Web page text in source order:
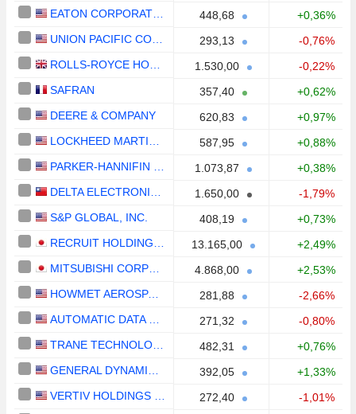
EATON CORPORATION PLC
448,68
+0,36%
UNION PACIFIC CORPORATION
293,13
-0,76%
ROLLS-ROYCE HOLDINGS PLC
1.530,00
-0,22%
SAFRAN
357,40
+0,62%
DEERE & COMPANY
620,83
+0,97%
587,95
+0,88%
1.073,87
+0,38%
1.650,00
-1,79%
S&P GLOBAL, INC.
408,19
+0,73%
13.165,00
+2,49%
MITSUBISHI CORPORATION
4.868,00
+2,53%
HOWMET AEROSPACE INC.
281,88
-2,66%
271,32
-0,80%
TRANE TECHNOLOGIES PLC
482,31
+0,76%
392,05
+1,33%
272,40
-1,01%